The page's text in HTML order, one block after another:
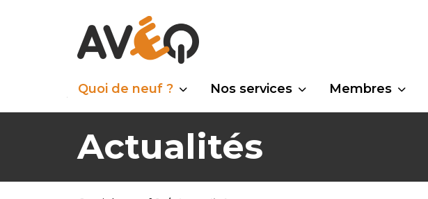
Quoi de neuf ? Nos services Membres
Actualités